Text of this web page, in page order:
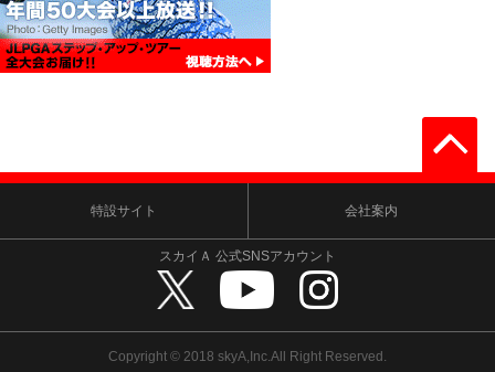
特設サイト 会社案内
スカイＡ 公式SNSアカウント
Copyright © 2018 skyA,Inc.All Right Reserved.